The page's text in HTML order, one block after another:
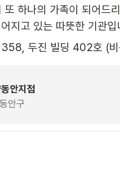
하나의 가족이 되어드
지고 있는 따뜻한 기관입
358, 두진 빌딩 402호 (
안지점
안구